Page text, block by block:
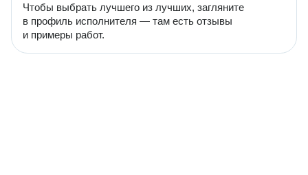
Чтобы выбрать лучшего из лучших, загляните
в профиль исполнителя — там есть отзывы
и примеры работ.